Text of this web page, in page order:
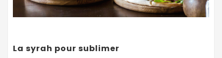
La syrah pour sublimer